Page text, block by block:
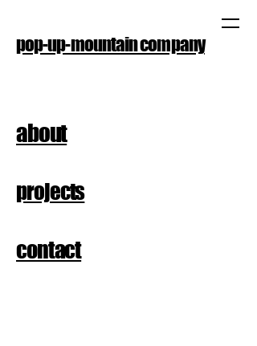
pop-up-mountain company
about
projects
contact